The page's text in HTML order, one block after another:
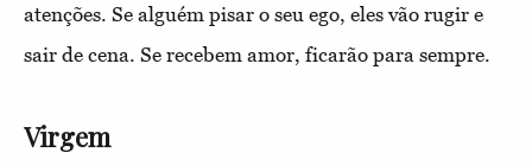
atenções. Se alguém pisar o seu ego, eles vão rugir e
sair de cena. Se recebem amor, ficarão para sempre.
Virgem